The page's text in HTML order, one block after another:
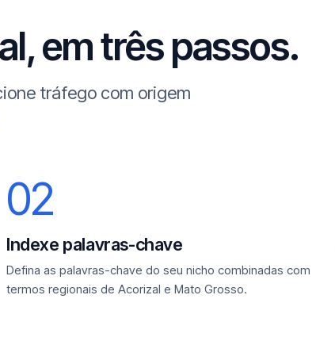
em três passos.
tráfego com origem
02
Indexe palavras-chave
Defina as palavras-chave do seu nicho combinadas com
termos regionais de Acorizal e Mato Grosso.